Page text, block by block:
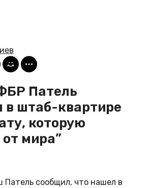
Патель
в штаб-квартире
которую
мира”
сообщил, что нашел в